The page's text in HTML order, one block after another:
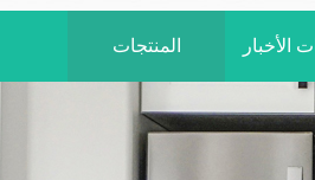
المنتجات الأخبار